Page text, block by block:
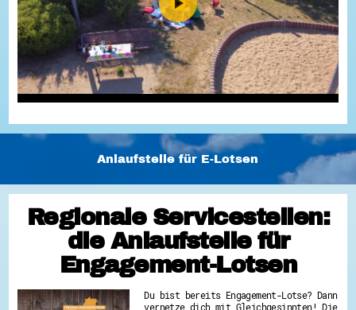
Anlaufstelle für E-Lotsen
Regionale Servicestellen:
die Anlaufstelle für
Engagement-Lotsen
Du bist bereits Engagement-Lotse? Dann
vernetze dich mit Gleichgesinnten! Die